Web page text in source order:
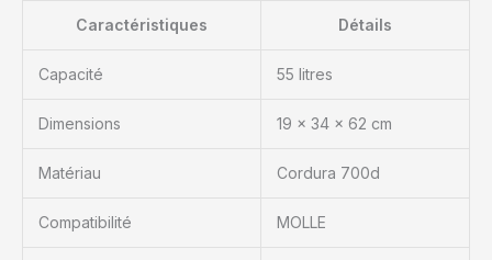
Caractéristiques Détails
Capacité 55 litres
Dimensions 19 x 34 x 62 cm
Matériau Cordura 700d
Compatibilité MOLLE